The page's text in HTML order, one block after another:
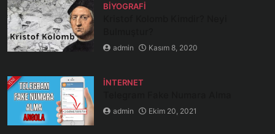
BIYOGRAFI
admin Kasım 8, 2020
İNTERNET
admin Ekim 20, 2021